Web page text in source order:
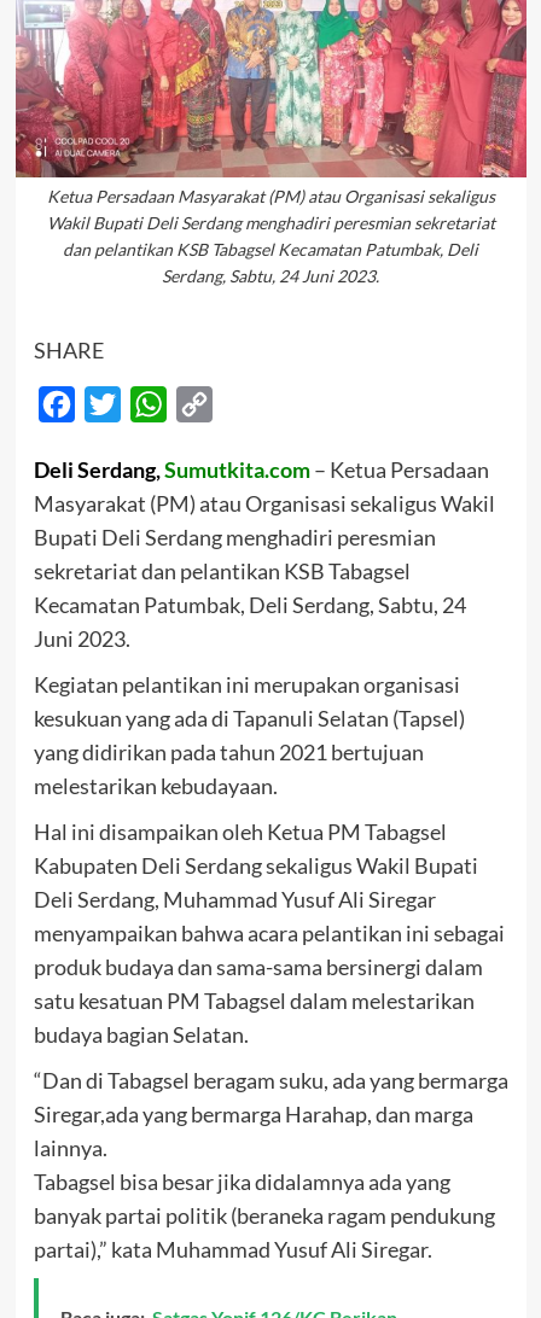
Ketua Persadaan Masyarakat (PM) atau Organisasi sekaligus
Wakil Bupati Deli Serdang menghadiri peresmian sekretariat
dan pelantikan KSB Tabagsel Kecamatan Patumbak, Deli
Serdang, Sabtu, 24 Juni 2023.
SHARE
Facebook
Twitter WhatsApp
Deli Serdang,Sumutkita.com– Ketua Persadaan
Masyarakat (PM) atau Organisasi sekaligus Wakil
Bupati Deli Serdang menghadiri peresmian
sekretariat dan pelantikan KSB Tabagsel
Kecamatan Patumbak, Deli Serdang, Sabtu, 24
Juni 2023.
Kegiatan pelantikan ini merupakan organisasi
kesukuan yang ada di Tapanuli Selatan (Tapsel)
yang didirikan pada tahun 2021 bertujuan
melestarikan kebudayaan.
Hal ini disampaikan oleh Ketua PM Tabagsel
Kabupaten Deli Serdang sekaligus Wakil Bupati
Deli Serdang, Muhammad Yusuf Ali Siregar
menyampaikan bahwa acara pelantikan ini sebagai
produk budaya dan sama-sama bersinergi dalam
satu kesatuan PM Tabagsel dalam melestarikan
budaya bagian Selatan.
“Dan di Tabagsel beragam suku, ada yang bermarga
Siregar,ada yang bermarga Harahap, dan marga
lainnya.
Tabagsel bisa besar jika didalamnya ada yang
banyak partai politik (beraneka ragam pendukung
partai),” kata Muhammad Yusuf Ali Siregar.